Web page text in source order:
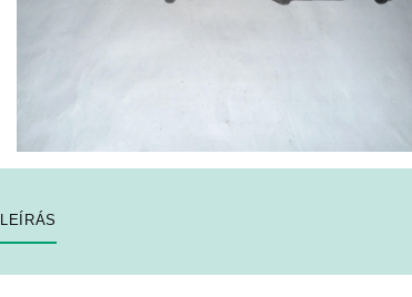
LEÍRÁS